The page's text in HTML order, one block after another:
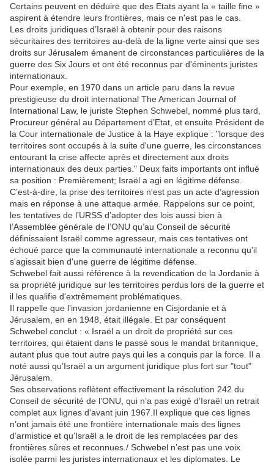
Certains peuvent en déduire que des Etats ayant la « taille fine »
aspirent à étendre leurs frontières, mais ce n'est pas le cas.
Les droits juridiques d’Israël à obtenir pour des raisons
sécuritaires des territoires au-delà de la ligne verte ainsi que ses
droits sur Jérusalem émanent de circonstances particulières de la
guerre des Six Jours et ont été reconnus par d'éminents juristes
internationaux.
Pour exemple, en 1970 dans un article paru dans la revue
prestigieuse du droit international The American Journal of
International Law, le juriste Stephen Schwebel, nommé plus tard,
Procureur général au Département d’Etat, et ensuite Président de
la Cour internationale de Justice à la Haye explique : "lorsque des
territoires sont occupés à la suite d'une guerre, les circonstances
entourant la crise affecte après et directement aux droits
internationaux des deux parties." Deux faits importants ont influé
sa position : Premièrement; Israël a agi en légitime défense.
C’est-à-dire, la prise des territoires n'est pas un acte d’agression
mais en réponse à une attaque armée. Rappelons sur ce point,
les tentatives de l’URSS d’adopter des lois aussi bien à
l’Assemblée générale de l’ONU qu’au Conseil de sécurité
définissaient Israël comme agresseur, mais ces tentatives ont
échoué parce que la communauté internationale a reconnu qu'il
s'agissait bien d'une guerre de légitime défense.
Schwebel fait aussi référence à la revendication de la Jordanie à
sa propriété juridique sur les territoires perdus lors de la guerre et
il les qualifie d'extrêmement problématiques.
Il rappelle que l’invasion jordanienne en Cisjordanie et à
Jérusalem, en en 1948, était illégale. Et par conséquent
Schwebel conclut : « Israël a un droit de propriété sur ces
territoires, qui étaient dans le passé sous le mandat britannique,
autant plus que tout autre pays qui les a conquis par la force. Il a
noté aussi qu’Israël a un argument juridique plus fort sur "tout"
Jérusalem.
Ses observations reflètent effectivement la résolution 242 du
Conseil de sécurité de l’ONU, qui n’a pas exigé d’Israël un retrait
complet aux lignes d'avant juin 1967.Il explique que ces lignes
n’ont jamais été une frontière internationale mais des lignes
d’armistice et qu’Israël a le droit de les remplacées par des
frontières sûres et reconnues./ Schwebel n’est pas une voix
isolée parmi les juristes internationaux et les diplomates. Le